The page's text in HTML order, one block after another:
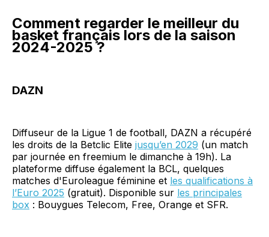
Comment regarder le meilleur du
basket français lors de la saison
2024-2025 ?
DAZN
Diffuseur de la Ligue 1 de football, DAZN a récupéré
les droits de la Betclic Elite jusqu’en 2029 (un match
par journée en freemium le dimanche à 19h). La
plateforme diffuse également la BCL, quelques
matches d'Euroleague féminine et les qualifications à
l’Euro 2025 (gratuit). Disponible sur les principales
box : Bouygues Telecom, Free, Orange et SFR.